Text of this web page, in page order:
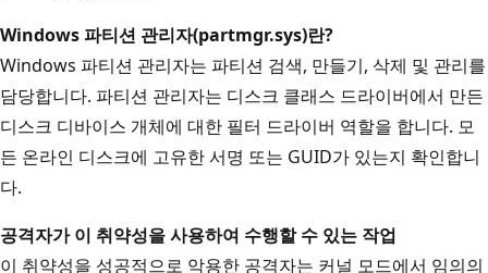
Windows 파티션 관리자(partmgr.sys)란?
Windows 파티션 관리자는 파티션 검색, 만들기, 삭제 및 관리를
담당합니다. 파티션 관리자는 디스크 클래스 드라이버에서 만든
디스크 디바이스 개체에 대한 필터 드라이버 역할을 합니다. 모
든 온라인 디스크에 고유한 서명 또는 GUID가 있는지 확인합니
다.
공격자가 이 취약성을 사용하여 수행할 수 있는 작업
이 취약성을 성공적으로 악용한 공격자는 커널 모드에서 임의의